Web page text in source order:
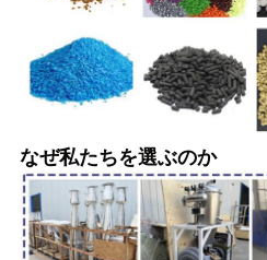
なぜ私たちを選ぶのか